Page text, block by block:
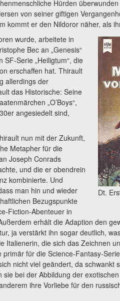
Hürden
von seiner giftigen
kommt er den Nildoror näher, als
Dt.
wurde, arbeitete in
Bec an „Genesis“
Serie „Heiligtum“, die
erschaffen hat. Thirault
allerdings der
das Historische: Seine
„O’Boys“,
angesiedelt sind,
nun mit der Zukunft,
Metapher für die
Joseph Conrads
und die er obendrein
kombinierte. Und
man hin und wieder
Bezugspunkte
Fiction-Abenteuer in
erhält die Adaption den
ja verstärkt ihn sogar deutlich,
Italienerin, die sich das Zeichnen
für die Science-Fantasy-
nicht viel geändert, da schwankt
bei der Abbildung der
ihre Vorliebe für den